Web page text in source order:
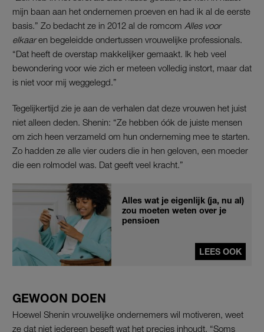
mijn baan aan het ondernemen proeven en had ik al de eerste
basis.” Zo bedacht ze in 2012 al de romcom Alles voor
elkaaren begeleidde ondertussen vrouwelijke professionals.
“Dat heeft de overstap makkelijker gemaakt. Ik heb veel
bewondering voor wie zich er meteen volledig instort, maar dat
is niet voor mij weggelegd.”
Tegelijkertijd zie je aan de verhalen dat deze vrouwen het juist
niet alleen deden. Shenin: “Ze hebben óók de juiste mensen
om zich heen verzameld om hun onderneming mee te starten.
Zo hadden ze alle vier ouders die in hen geloven, een moeder
die een rolmodel was. Dat geeft veel kracht.”
Alles wat je eigenlijk (ja, nu al)
zou moeten weten over je
pensioen
LEES OOK
GEWOON DOEN
Hoewel Shenin vrouwelijke ondernemers wil motiveren, weet
ze dat niet iedereen beseft wat het precies inhoudt. “Soms